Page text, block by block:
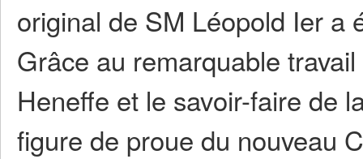
original de SM Léopold Ier a
Grâce au remarquable
Heneffe et le savoir-faire de
figure de proue du nouveau